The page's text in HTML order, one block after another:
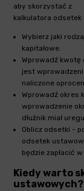
aby skorzystać z
kalkulatora
Wybierz jaki
kapitałowe.
Wprowadź kwotę
jest
naliczone
Wprowadź okres
wprowadzenie
dłużnik miał
Oblicz odsetki -
odsetek
będzie zapłacić
Kiedy warto
ustawowych?